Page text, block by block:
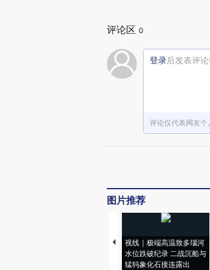
评论区 0
登录后发表评
评论仅代表网友个
图片推荐
视线｜极端高温致多瑙河
水位跌破纪录 二战沉船与
猛犸象化石接连露出